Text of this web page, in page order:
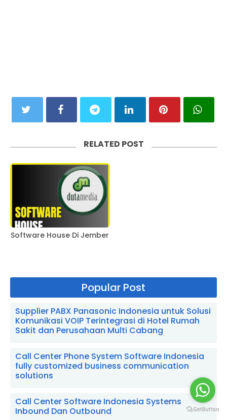
RELATED POST
Software House Di Jember
Popular Post
Supplier PABX Panasonic Indonesia untuk Solusi
Komunikasi VOIP Terintegrasi di Hotel Rumah
Sakit dan Perusahaan Multi Cabang
Call Center Phone System Software Indonesia
fully customized business communication
solutions
Call Center Software Indonesia Systems
Inbound Dan Outbound